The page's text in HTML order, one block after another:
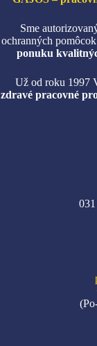
Sme
ochranných
ponuku
Už od roku 1997
zdravé pracovné